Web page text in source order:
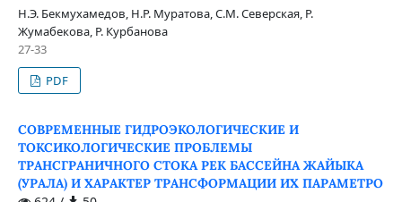
Н.Э. Бекмухамедов, Н.Р. Муратова, С.М. Северская, Р.
Жумабекова, Р. Курбанова
27-33
PDF
СОВРЕМЕННЫЕ ГИДРОЭКОЛОГИЧЕСКИЕ И
ТОКСИКОЛОГИЧЕСКИЕ ПРОБЛЕМЫ
ТРАНСГРАНИЧНОГО СТОКА РЕК БАССЕЙНА ЖАЙЫКА
(УРАЛА) И ХАРАКТЕР ТРАНСФОРМАЦИИ ИХ ПАРАМЕТРО